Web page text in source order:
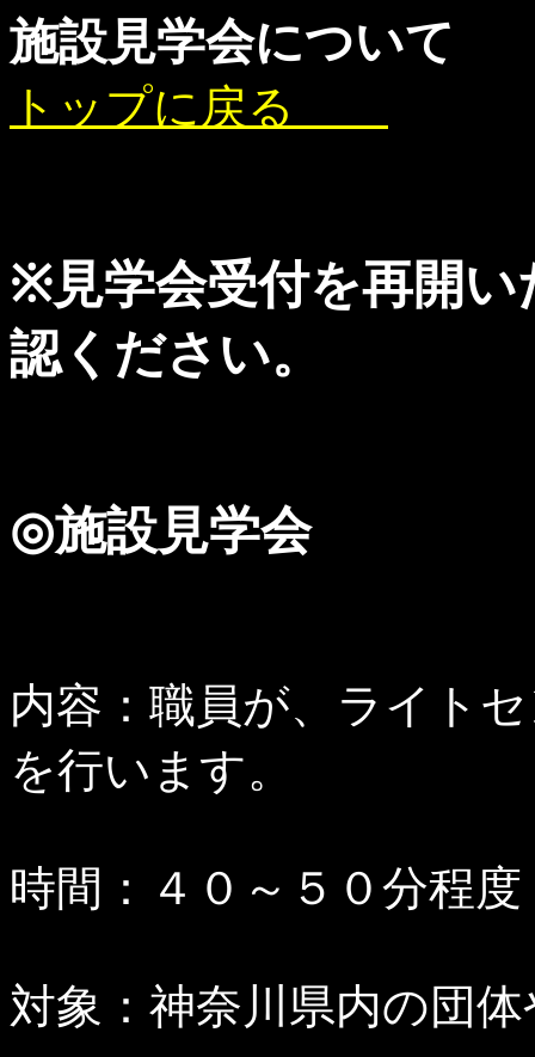
施設見学会について
トップに戻る
※見学会受付を再開
認ください。
◎施設見学会
内容：職員が、ライト
を行います。
時間：４０～５０分程度
対象：神奈川県内の団